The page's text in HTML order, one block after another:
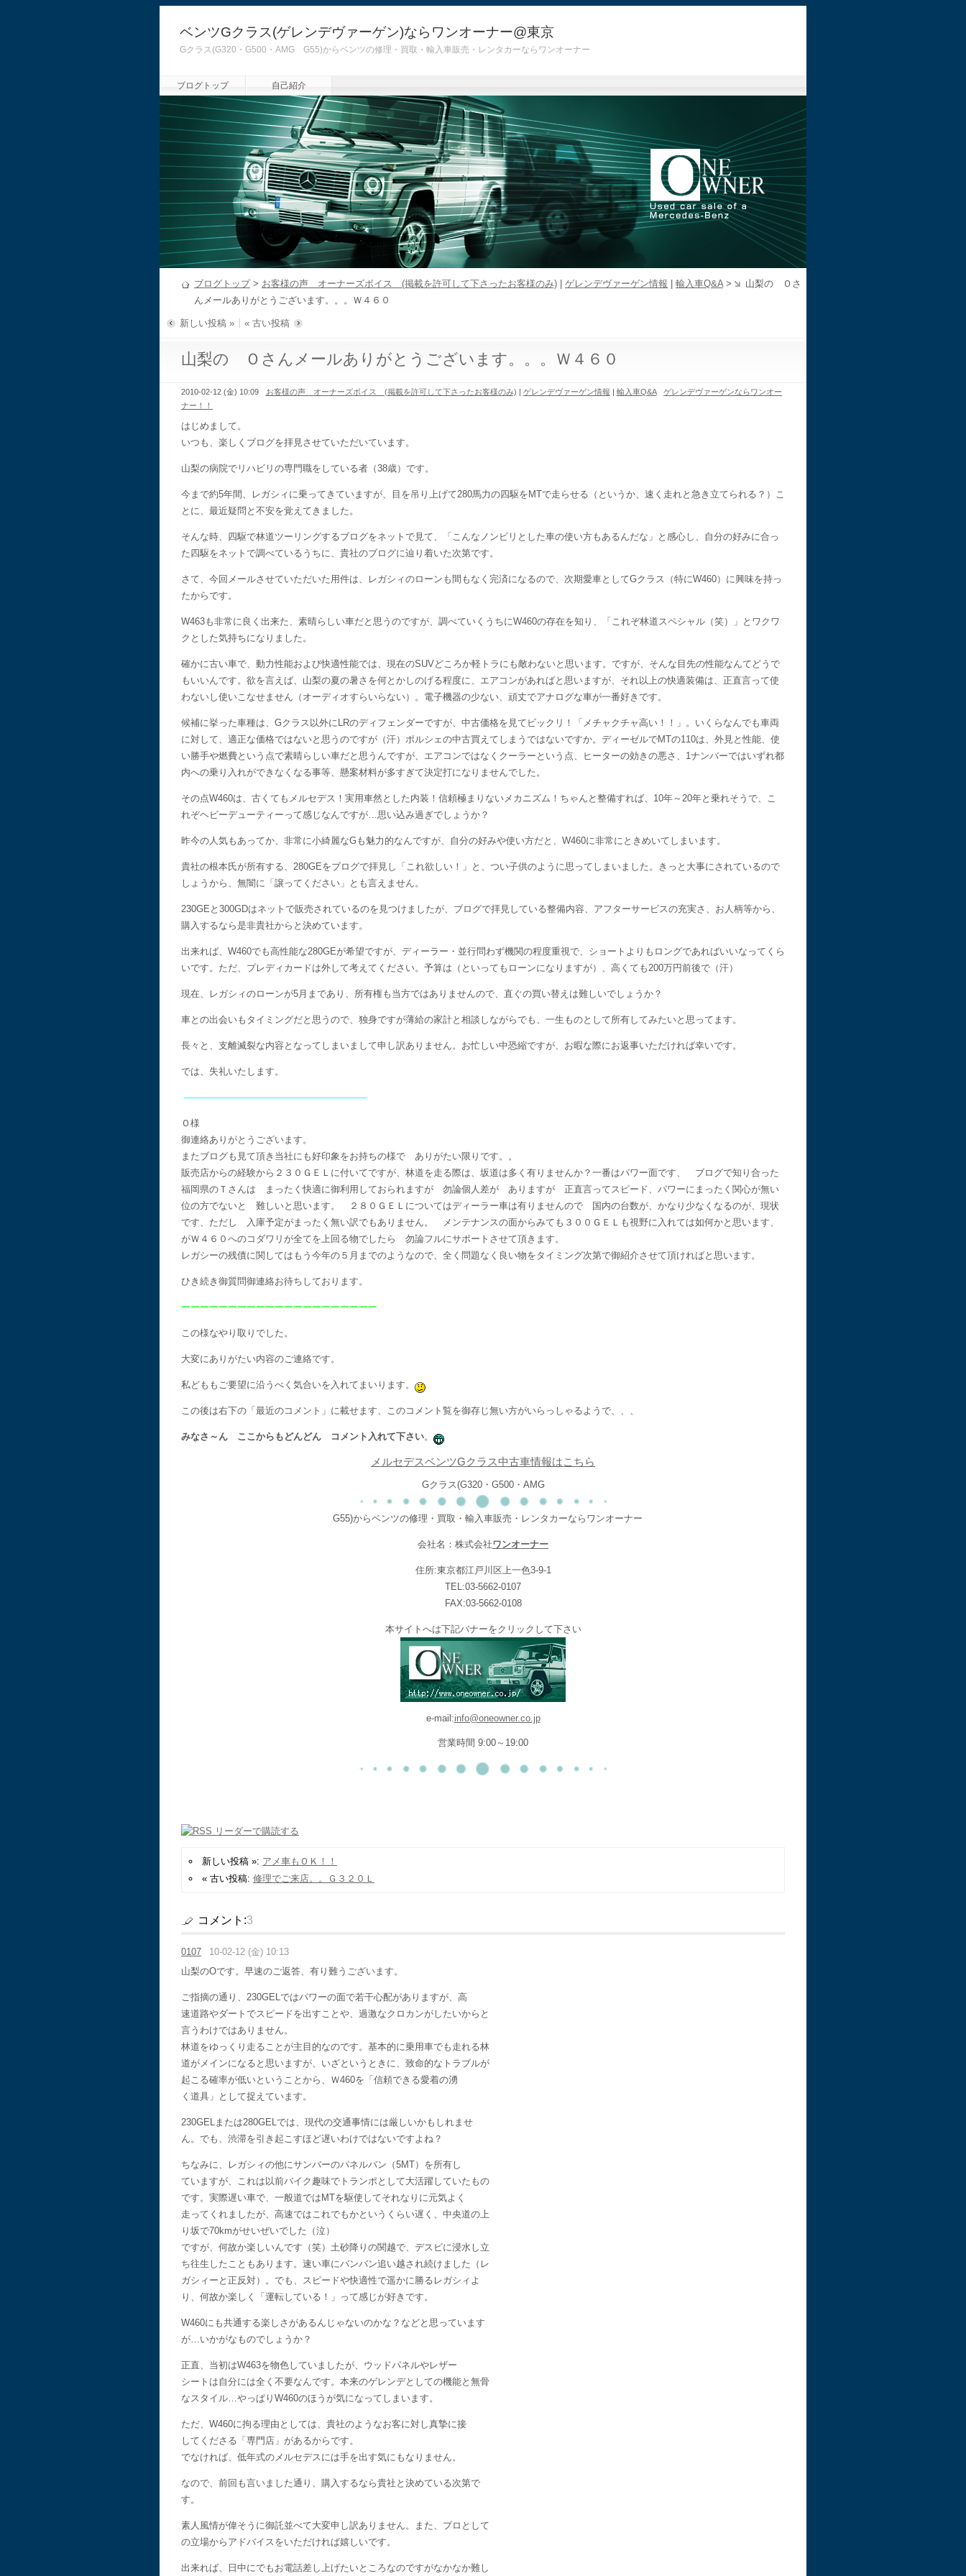
ベンツGクラス(ゲレンデヴァーゲン)ならワンオーナー@東京
Gクラス(G320・G500・AMG G55)からベンツの修理・買取・輸入車販売・レンタカーならワンオーナー
ブログトップ 自己紹介
ブログトップ> お客様の声 オーナーズボイス (掲載を許可して下さったお客様のみ) ゲレンデヴァーゲン情報 輸入車Q&A>
山梨の Ｏさ
んメールありがとうございます。。。Ｗ４６０
新しい投稿 » « 古い投稿
山梨の Ｏさんメールありがとうございます。。。Ｗ４６０
2010-02-12 (金) 10:09 お客様の声 オーナーズボイス (掲載を許可して下さったお客様のみ) | ゲレンデヴァーゲン情報 | 輸入車Q&A
ゲレンデヴァーゲンならワンオー
ナー！！
はじめまして。
いつも、楽しくブログを拝見させていただいています。
山梨の病院でリハビリの専門職をしている者（38歳）です。
今まで約5年間、レガシィに乗ってきていますが、目を吊り上げて280馬力の四駆をMTで走らせる（というか、速く走れと急き立てられる？）こ
とに、最近疑問と不安を覚えてきました。
そんな時、四駆で林道ツーリングするブログをネットで見て、「こんなノンビリとした車の使い方もあるんだな」と感心し、自分の好みに合っ
た四駆をネットで調べているうちに、貴社のブログに辿り着いた次第です。
さて、今回メールさせていただいた用件は、レガシィのローンも間もなく完済になるので、次期愛車としてGクラス（特にW460）に興味を持っ
たからです。
W463も非常に良く出来た、素晴らしい車だと思うのですが、調べていくうちにW460の存在を知り、「これぞ林道スペシャル（笑）」とワクワ
クとした気持ちになりました。
確かに古い車で、動力性能および快適性能では、現在のSUVどころか軽トラにも敵わないと思います。ですが、そんな目先の性能なんてどうで
もいいんです。欲を言えば、山梨の夏の暑さを何とかしのげる程度に、エアコンがあればと思いますが、それ以上の快適装備は、正直言って使
わないし使いこなせません（オーディオすらいらない）。電子機器の少ない、頑丈でアナログな車が一番好きです。
候補に挙った車種は、Gクラス以外にLRのディフェンダーですが、中古価格を見てビックリ！「メチャクチャ高い！！」。いくらなんでも車両
に対して、適正な価格ではないと思うのですが（汗）ポルシェの中古買えてしまうではないですか。ディーゼルでMTの110は、外見と性能、使
い勝手や燃費という点で素晴らしい車だと思うんですが、エアコンではなくクーラーという点、ヒーターの効きの悪さ、1ナンバーではいずれ都
内への乗り入れができなくなる事等、懸案材料が多すぎて決定打になりませんでした。
その点W460は、古くてもメルセデス！実用車然とした内装！信頼極まりないメカニズム！ちゃんと整備すれば、10年～20年と乗れそうで、こ
れぞヘビーデューティーって感じなんですが…思い込み過ぎでしょうか？
昨今の人気もあってか、非常に小綺麗なGも魅力的なんですが、自分の好みや使い方だと、W460に非常にときめいてしまいます。
貴社の根本氏が所有する、280GEをブログで拝見し「これ欲しい！」と、つい子供のように思ってしまいました。きっと大事にされているので
しょうから、無闇に「譲ってください」とも言えません。
230GEと300GDはネットで販売されているのを見つけましたが、ブログで拝見している整備内容、アフターサービスの充実さ、お人柄等から、
購入するなら是非貴社からと決めています。
出来れば、W460でも高性能な280GEが希望ですが、ディーラー・並行問わず機関の程度重視で、ショートよりもロングであればいいなってくら
いです。ただ、プレディカードは外して考えてください。予算は（といってもローンになりますが）、高くても200万円前後で（汗）
現在、レガシィのローンが5月まであり、所有権も当方ではありませんので、直ぐの買い替えは難しいでしょうか？
車との出会いもタイミングだと思うので、独身ですが薄給の家計と相談しながらでも、一生ものとして所有してみたいと思ってます。
長々と、支離滅裂な内容となってしまいまして申し訳ありません。お忙しい中恐縮ですが、お暇な際にお返事いただければ幸いです。
では、失礼いたします。
———————————————————–
Ｏ様
御連絡ありがとうございます。
またブログも見て頂き当社にも好印象をお持ちの様で ありがたい限りです。。
販売店からの経験から２３０ＧＥＬに付いてですが、林道を走る際は、坂道は多く有りませんか？一番はパワー面です、 ブログで知り合った
福岡県のＴさんは まったく快適に御利用しておられますが 勿論個人差が ありますが 正直言ってスピード、パワーにまったく関心が無い
位の方でないと 難しいと思います。 ２８０ＧＥＬについてはディーラー車は有りませんので 国内の台数が、かなり少なくなるのが、現状
です、ただし 入庫予定がまったく無い訳でもありません。 メンテナンスの面からみても３００ＧＥＬも視野に入れては如何かと思います、
がＷ４６０へのコダワリが全てを上回る物でしたら 勿論フルにサポートさせて頂きます。
レガシーの残債に関してはもう今年の５月までのようなので、全く問題なく良い物をタイミング次第で御紹介させて頂ければと思います。
ひき続き御質問御連絡お待ちしております。
ーーーーーーーーーーーーーーーーーーーーー
この様なやり取りでした。
大変にありがたい内容のご連絡です。
私どももご要望に沿うべく気合いを入れてまいります。
この後は右下の「最近のコメント」に載せます、このコメント覧を御存じ無い方がいらっしゃるようで、、、
みなさ～ん ここからもどんどん コメント入れて下さい。
メルセデスベンツGクラス中古車情報はこちら
Gクラス(G320・G500・AMG
G55)からベンツの修理・買取・輸入車販売・レンタカーならワンオーナー
会社名：株式会社ワンオーナー
住所:東京都江戸川区上一色3-9-1
TEL:03-5662-0107
FAX:03-5662-0108
本サイトへは下記バナーをクリックして下さい
e-mail:info@oneowner.co.jp
営業時間 9:00～19:00
新しい投稿 »: アメ車もＯＫ！！
« 古い投稿: 修理でご来店。。Ｇ３２０Ｌ
コメント:3
0107
10-02-12 (金) 10:13
山梨のOです。早速のご返答、有り難うございます。
ご指摘の通り、230GELではパワーの面で若干心配がありますが、高
速道路やダートでスピードを出すことや、過激なクロカンがしたいからと
言うわけではありません。
林道をゆっくり走ることが主目的なのです。基本的に乗用車でも走れる林
道がメインになると思いますが、いざというときに、致命的なトラブルが
起こる確率が低いということから、Ｗ460を「信頼できる愛着の湧
く道具」として捉えています。
230GELまたは280GELでは、現代の交通事情には厳しいかもしれませ
ん。でも、渋滞を引き起こすほど遅いわけではないですよね？
ちなみに、レガシィの他にサンバーのパネルバン（5MT）を所有し
ていますが、これは以前バイク趣味でトランポとして大活躍していたもの
です。実際遅い車で、一般道ではMTを駆使してそれなりに元気よく
走ってくれましたが、高速ではこれでもかというくらい遅く、中央道の上
り坂で70kmがせいぜいでした（泣）
ですが、何故か楽しいんです（笑）土砂降りの関越で、デスビに浸水し立
ち往生したこともあります。速い車にバンバン追い越され続けました（レ
ガシィーと正反対）。でも、スピードや快適性で遥かに勝るレガシィよ
り、何故か楽しく「運転している！」って感じが好きです。
W460にも共通する楽しさがあるんじゃないのかな？などと思っています
が…いかがなものでしょうか？
正直、当初はW463を物色していましたが、ウッドパネルやレザー
シートは自分には全く不要なんです。本来のゲレンデとしての機能と無骨
なスタイル…やっぱりW460のほうが気になってしまいます。
ただ、W460に拘る理由としては、貴社のようなお客に対し真摯に接
してくださる「専門店」があるからです。
でなければ、低年式のメルセデスには手を出す気にもなりません。
なので、前回も言いました通り、購入するなら貴社と決めている次第で
す。
素人風情が偉そうに御託並べて大変申し訳ありません。また、プロとして
の立場からアドバイスをいただければ嬉しいです。
出来れば、日中にでもお電話差し上げたいところなのですがなかなか難し